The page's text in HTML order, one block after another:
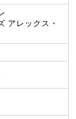
アレックス・